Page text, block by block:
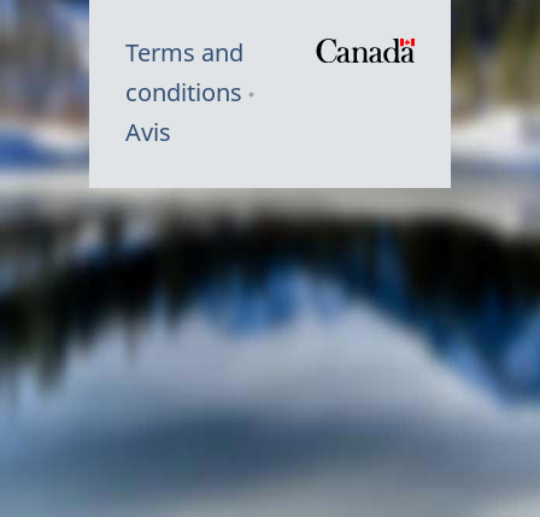
Terms and
conditions
Avis
Symbole
du
Canada